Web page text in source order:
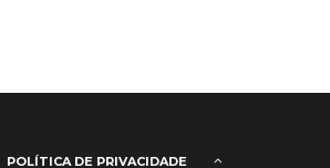
POLÍTICA DE PRIVACIDADE